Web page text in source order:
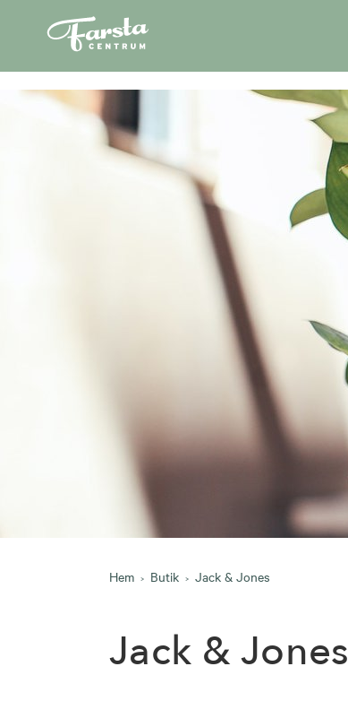
hem
Hem Butik Jack & Jones
Jack & Jones